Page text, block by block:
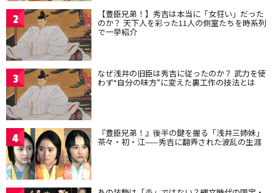
2 【豊臣兄弟！】秀吉は本当に「女狂い」だった
のか？ 天下人を彩った11人の側室たちを時系列
で一挙紹介
3 なぜ浅井の旧臣は秀吉に従ったのか？ 武力を使
わず“自分の味方”に変えた裏工作の技法とは
4 『豊臣兄弟！』後半の鍵を握る「浅井三姉妹」
茶々・初・江——秀吉に翻弄された波乱の生涯